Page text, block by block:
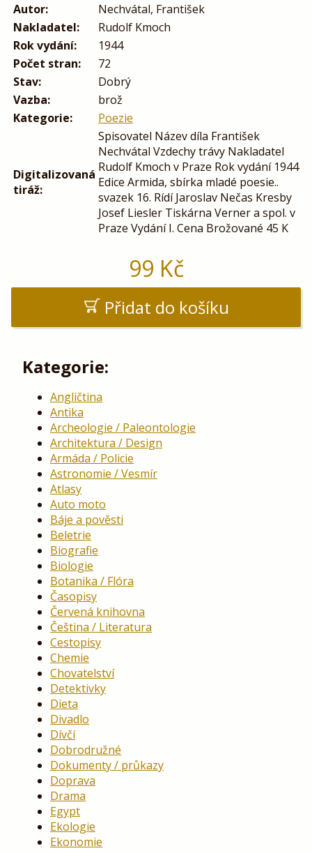
Autor:
Nechvátal, František
Nakladatel:
Rudolf Kmoch
Rok vydání:
1944
Počet stran:
72
Stav:
Dobrý
Vazba:
brož
Kategorie:
Poezie
Digitalizovaná
tiráž:
Spisovatel Název díla František
Nechvátal Vzdechy trávy Nakladatel
Rudolf Kmoch v Praze Rok vydání 1944
Edice Armida, sbírka mladé poesie..
svazek 16. Rídí Jaroslav Nečas Kresby
Josef Liesler Tiskárna Verner a spol. v
Praze Vydání I. Cena Brožované 45 K
99 Kč
Přidat do košíku
Kategorie:
Angličtina
Antika
Archeologie / Paleontologie
Architektura / Design
Armáda / Policie
Astronomie / Vesmír
Atlasy
Auto moto
Báje a pověsti
Beletrie
Biografie
Biologie
Botanika / Flóra
Časopisy
Červená knihovna
Čeština / Literatura
Cestopisy
Chemie
Chovatelství
Detektivky
Dieta
Divadlo
Dívčí
Dobrodružné
Dokumenty / průkazy
Doprava
Drama
Egypt
Ekologie
Ekonomie